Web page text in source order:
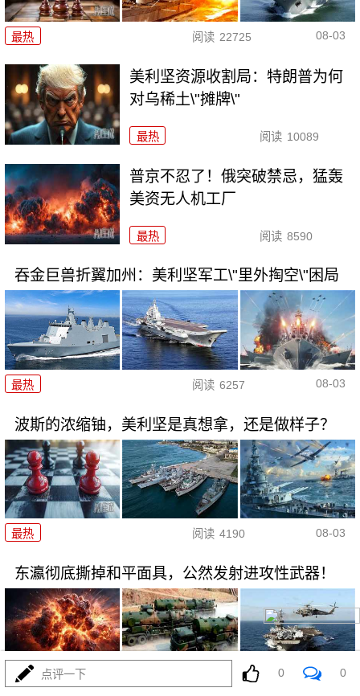
最热 阅读 22725 08-03
美利坚资源收割局：特朗普为何
对乌稀土\"摊牌\"
最热 阅读 10089
普京不忍了！俄突破禁忌，猛轰
美资无人机工厂
最热 阅读 8590
吞金巨兽折翼加州：美利坚军工\"里外掏空\"困局
最热 阅读 6257 08-03
波斯的浓缩铀，美利坚是真想拿，还是做样子？
最热 阅读 4190 08-03
东瀛彻底撕掉和平面具，公然发射进攻性武器！
最热 11013 08-03
点评一下 0 0